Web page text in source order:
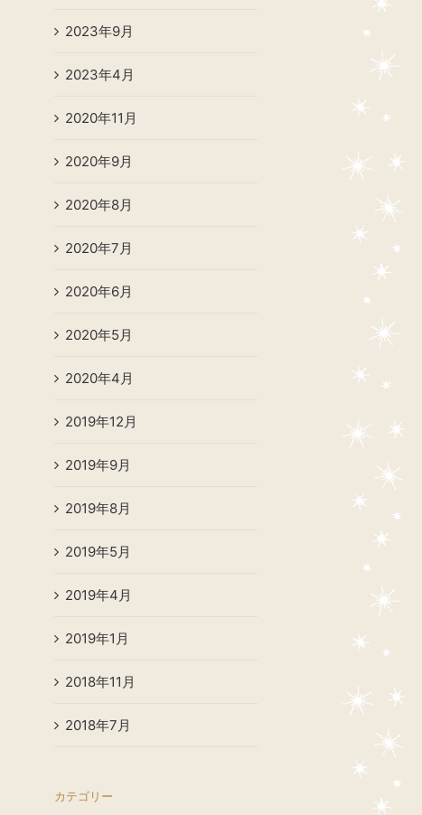
2023年9月
2023年4月
2020年11月
2020年9月
2020年8月
2020年7月
2020年6月
2020年5月
2020年4月
2019年12月
2019年9月
2019年8月
2019年5月
2019年4月
2019年1月
2018年11月
2018年7月
カテゴリー